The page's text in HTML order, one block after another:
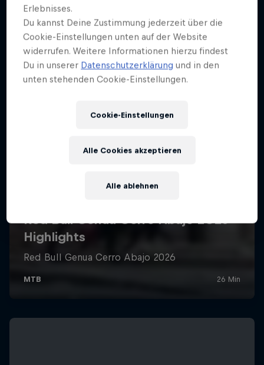
Erlebnisses.
Du kannst Deine Zustimmung jederzeit über die
Cookie-Einstellungen unten auf der Website
widerrufen. Weitere Informationen hierzu findest
Du in unserer Datenschutzerklärung und in den
unten stehenden Cookie-Einstellungen.
Cookie-Einstellungen
Alle ablehnen
Alle Cookies akzeptieren